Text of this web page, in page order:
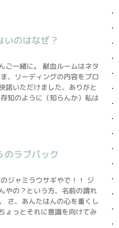
いのはなぜ？
ご一緒に。 献血ルームはネタ
、リーディングの内容をブロ
諾いただけました、ありがと
知のように（知らんか）私は
のラブパック
ジャミラウサギやで！！ ジ
やの？という方、名前の謂れ
、あんたはんの心を重くし
ょっとそれに意識を向けてみ